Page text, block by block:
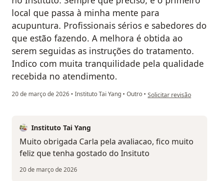
local que passa à minha mente para
acupuntura. Profissionais sérios e sabedores do
que estão fazendo. A melhora é obtida ao
serem seguidas as instruções do tratamento.
Indico com muita tranquilidade pela qualidade
recebida no atendimento.
20 de março de 2026 • Instituto Tai Yang • Outro • na opinião do utilizador
Solicitar revisão
Instituto Tai Yang
Muito obrigada Carla pela avaliacao, fico muito
feliz que tenha gostado do Insituto
20 de março de 2026